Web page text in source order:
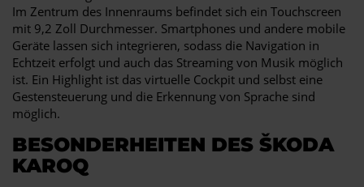
Im Zentrum des Innenraums befindet sich ein Touchscreen
mit 9,2 Zoll Durchmesser. Smartphones und andere mobile
Geräte lassen sich integrieren, sodass die Navigation in
Echtzeit erfolgt und auch das Streaming von Musik möglich
ist. Ein Highlight ist das virtuelle Cockpit und selbst eine
Gestensteuerung und die Erkennung von Sprache sind
möglich.
BESONDERHEITEN DES ŠKODA
KAROQ